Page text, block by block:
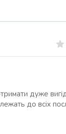
дуже
до всіх